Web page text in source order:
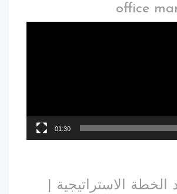
office
01:30
الخطة الاستراتيجية |